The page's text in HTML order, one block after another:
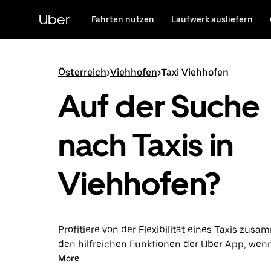
HauptinhaltUber Fahrten nutzen Laufwerk ausliefern
Österreich>Viehhofen>Taxi Viehhofen
Auf der Suche
nach Taxis in
Viehhofen?
Profitiere von der Flexibilität eines Taxis
den hilfreichen Funktionen der Uber App,
über die Uber App in Viehhofen unternimmst.
More